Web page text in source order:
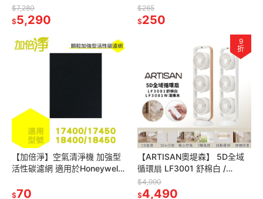
安裝)
$7,280
$5,290
HHT270WTWD1 空氣清淨機
同HRF-201B
$265
$250
【加倍淨】空氣清淨機 加強型
活性碳濾網 適用於Honeywell
$70
9
折
【ARTISAN奧堤森】 5D全域
循環扇 LF3001 舒棉白 /
LF3001W 淺橡木 電風扇 電扇
塔扇
$4,990
$4,490